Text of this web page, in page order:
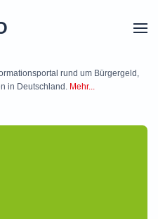
rund um Bürgergeld,
in Deutschland. Mehr...